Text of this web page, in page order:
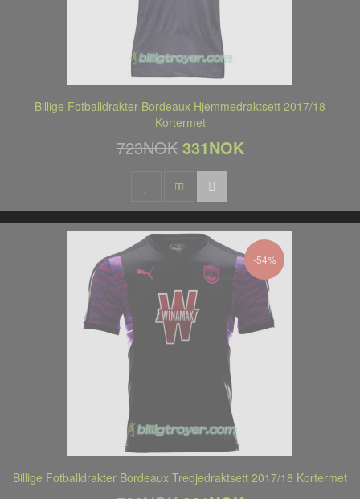
Billige Fotballdrakter Bordeaux Hjemmedraktsett 2017/18
Kortermet
723NOK 331NOK
-54%
Billige Fotballdrakter Bordeaux Tredjedraktsett 2017/18 Kortermet